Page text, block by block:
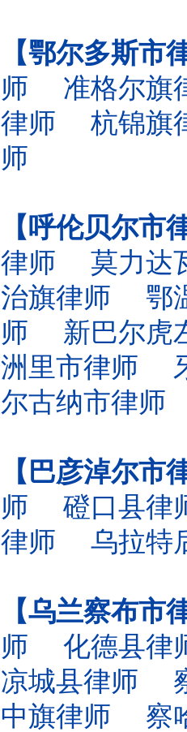
【鄂尔多斯市
师
准格尔旗
律师
杭锦旗
师
【呼伦贝尔市
律师
莫力达
治旗律师
鄂
师
新巴尔虎
洲里市律师
尔古纳市律师
【巴彦淖尔市
师
磴口县律
律师
乌拉特
【乌兰察布市
师
化德县律
凉城县律师
中旗律师
察